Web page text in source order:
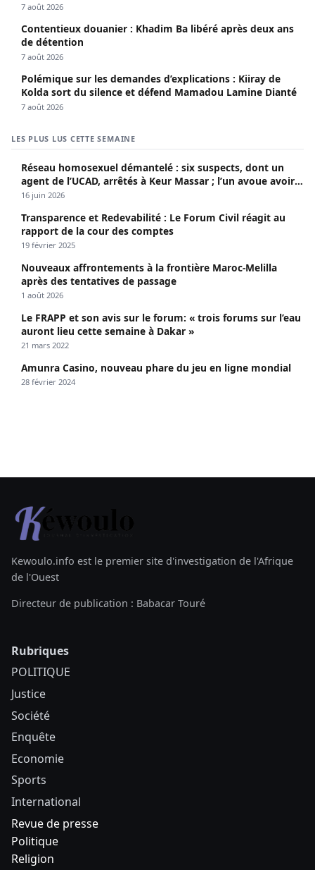
7 août 2026
Contentieux douanier : Khadim Ba libéré après deux ans
de détention
7 août 2026
Polémique sur les demandes d’explications : Kiiray de
Kolda sort du silence et défend Mamadou Lamine Dianté
7 août 2026
LES PLUS LUS CETTE SEMAINE
Réseau homosexuel démantelé : six suspects, dont un
agent de l’UCAD, arrêtés à Keur Massar ; l’un avoue avoir
propagé le VIH depuis 2018
16 juin 2026
Transparence et Redevabilité : Le Forum Civil réagit au
rapport de la cour des comptes
19 février 2025
Nouveaux affrontements à la frontière Maroc-Melilla
après des tentatives de passage
1 août 2026
Le FRAPP et son avis sur le forum: « trois forums sur l’eau
auront lieu cette semaine à Dakar »
21 mars 2022
Amunra Casino, nouveau phare du jeu en ligne mondial
28 février 2024
Kewoulo.info est le premier site d'investigation de l'Afrique
de l'Ouest
Directeur de publication : Babacar Touré
Rubriques
POLITIQUE
Justice
Société
Enquête
Economie
Sports
International
Revue de presse
Politique
Religion